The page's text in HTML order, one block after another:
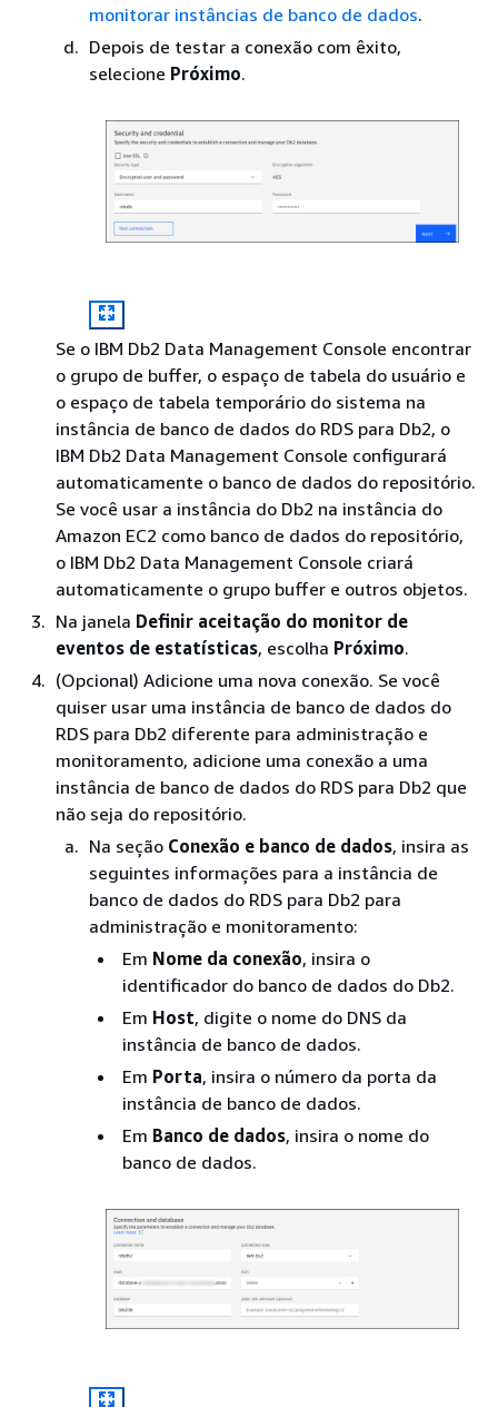
monitorar instâncias de banco de dados.
Depois de testar a conexão com êxito,
selecione Próximo.
Se o IBM Db2 Data Management Console encontrar
o grupo de buffer, o espaço de tabela do usuário e
o espaço de tabela temporário do sistema na
instância de banco de dados do RDS para Db2, o
IBM Db2 Data Management Console configurará
automaticamente o banco de dados do repositório.
Se você usar a instância do Db2 na instância do
Amazon EC2 como banco de dados do repositório,
o IBM Db2 Data Management Console criará
automaticamente o grupo buffer e outros objetos.
Na janela Definir aceitação do monitor de
eventos de estatísticas, escolha Próximo.
(Opcional) Adicione uma nova conexão. Se você
quiser usar uma instância de banco de dados do
RDS para Db2 diferente para administração e
monitoramento, adicione uma conexão a uma
instância de banco de dados do RDS para Db2 que
não seja do repositório.
Na seção Conexão e banco de dados, insira as
seguintes informações para a instância de
banco de dados do RDS para Db2 para
administração e monitoramento:
Em Nome da conexão, insira o
identificador do banco de dados do Db2.
Em Host, digite o nome do DNS da
instância de banco de dados.
Em Porta, insira o número da porta da
instância de banco de dados.
Em Banco de dados, insira o nome do
banco de dados.